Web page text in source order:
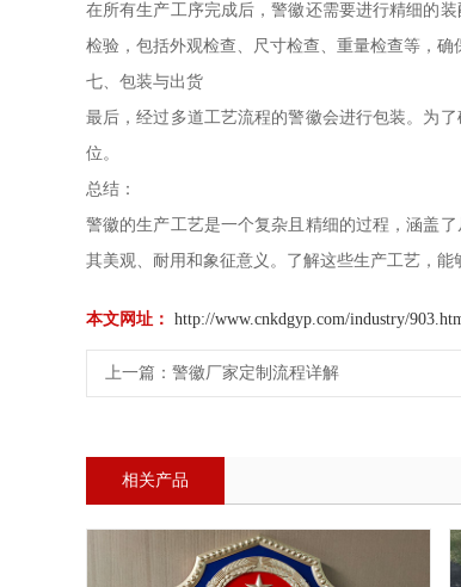
在所有生产工序完成后，警徽还需要进行精细的
检验，包括外观检查、尺寸检查、重量检查等，确
七、包装与出货
最后，经过多道工艺流程的警徽会进行包装。为
位。
总结：
警徽的生产工艺是一个复杂且精细的过程，涵盖
其美观、耐用和象征意义。了解这些生产工艺，
本文网址： http://www.cnkdgyp.com/industry/
上一篇： 警徽厂家定制流程详解
相关产品